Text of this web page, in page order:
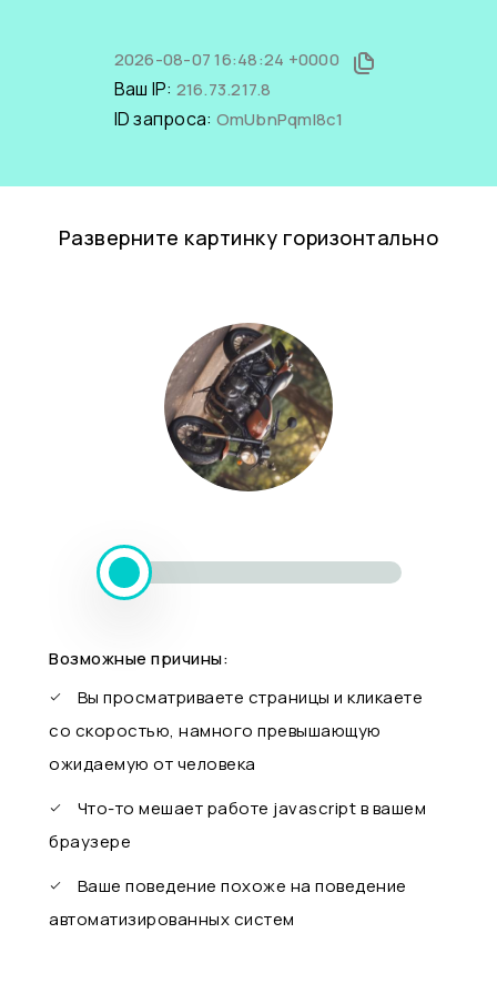
2026-08-07 16:48:24 +0000
Ваш IP: 216.73.217.8
ID запроса: OmUbnPqmI8c1
Разверните картинку горизонтально
Возможные причины:
Вы просматриваете страницы и кликаете
со скоростью, намного превышающую
ожидаемую от человека
Что-то мешает работе javascript в вашем
браузере
Ваше поведение похоже на поведение
автоматизированных систем